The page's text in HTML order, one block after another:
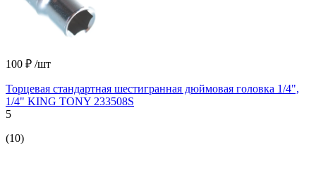
100 ₽ /шт
Торцевая стандартная шестигранная дюймовая головка 1/4",
1/4" KING TONY 233508S
5
(10)